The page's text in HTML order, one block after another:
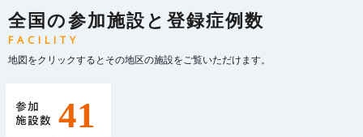
全国の参加施設と登録症例数
FACILITY
地図をクリックするとその地区の施設をご覧いただけます。
41